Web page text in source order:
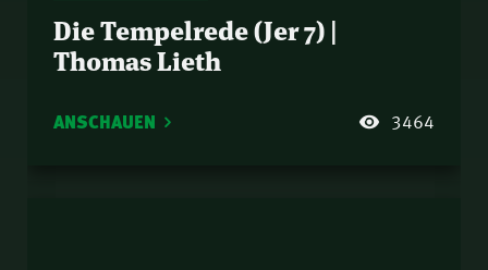
Die Tempelrede (Jer 7) |
Thomas Lieth
ANSCHAUEN 3464